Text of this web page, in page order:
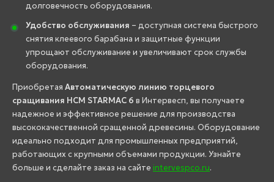
долговечность оборудования.
Удобство обслуживания – доступная система быстрого
снятия клеевого барабана и защитные функции
упрощают обслуживание и увеличивают срок службы
оборудования.
Приобретая Автоматическую линию торцевого
сращивания HCM STARMAC 6 в Интервесп, вы получаете
надежное и эффективное решение для производства
высококачественной сращенной древесины. Оборудование
идеально подходит для промышленных предприятий,
работающих с крупными объемами продукции. Узнайте
больше и сделайте заказ на сайте intervespco.ru.